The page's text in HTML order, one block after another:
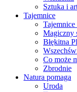
Sztuka i
Tajemnice
Magiczny
Błękitna
Co może
Zbrodnie
Natura pomaga
Uroda